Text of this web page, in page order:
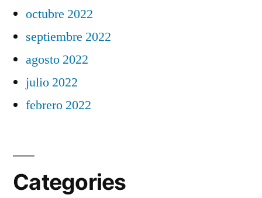
octubre 2022
septiembre 2022
agosto 2022
julio 2022
febrero 2022
Categories